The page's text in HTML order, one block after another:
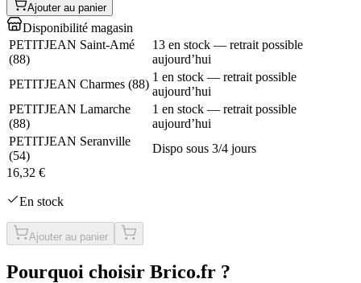
Ajouter au panier
Disponibilité magasin
PETITJEAN Saint-Amé
(88)
13 en stock — retrait possible
aujourd’hui
PETITJEAN Charmes (88)
1 en stock — retrait possible
aujourd’hui
PETITJEAN Lamarche
(88)
1 en stock — retrait possible
aujourd’hui
PETITJEAN Seranville
(54)
Dispo sous 3/4 jours
16,32 €
En stock
Ajouter au panier
Pourquoi choisir Brico.fr ?